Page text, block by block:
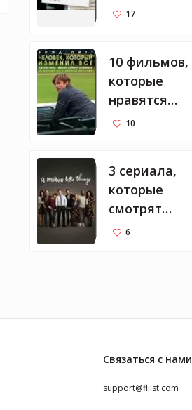
Тарантино
17
10 фильмов,
которые
нравятся
Марку
10
3 сериала,
которые
смотрят
Мелинда и
6
Связаться с нами
support@fliist.com